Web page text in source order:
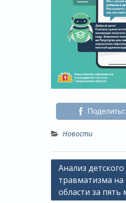
Новости
Навигация
по
записям
Анализ
травматизма
области за пять